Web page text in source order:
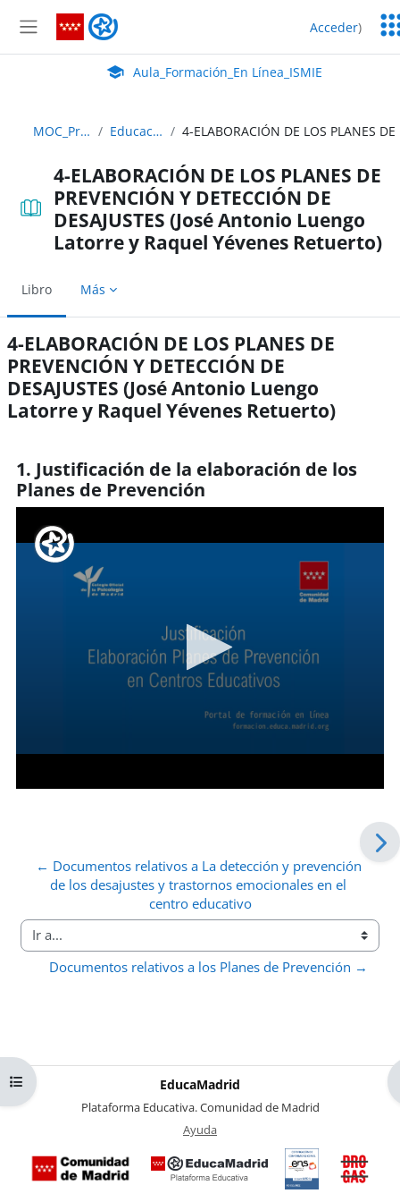
Panel lateral
Aula_Formación_En Línea_ISMIE Acceder)
Aula Virtual de EducaMadrid:
Aula_Formación_En Línea_ISMIE
Abrir índice del curso
MOC_Prevencion_22_23 ABIERTO Educación Secundaria Obligatoria
4-ELABORACIÓN DE LOS PLANES DE
PREVENCIÓN Y DETECCIÓN DE
DESAJUSTES (José Antonio Luengo
Latorre y Raquel Yévenes Retuerto)
Libro Más
4-ELABORACIÓN DE LOS PLANES DE
PREVENCIÓN Y DETECCIÓN DE
DESAJUSTES (José Antonio Luengo
Latorre y Raquel Yévenes Retuerto)
1. Justificación de la elaboración de los
Planes de Prevención
← Documentos relativos a La detección y prevención
de los desajustes y trastornos emocionales en el
centro educativo
Ir a...
Documentos relativos a los Planes de Prevención →
EducaMadrid
Plataforma Educativa. Comunidad de Madrid
Ayuda
Certificación
de
conformidad
con el del